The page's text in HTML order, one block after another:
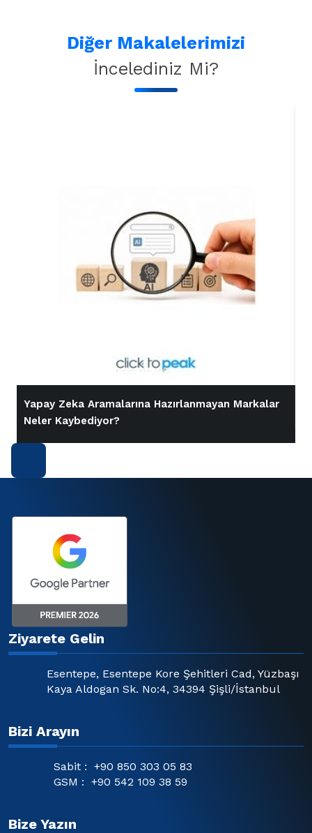
Diğer Makalelerimizi
İncelediniz Mi?
Yapay Zeka Aramalarına Hazırlanmayan Markalar
Neler Kaybediyor?
Ziyarete Gelin
Esentepe, Esentepe Kore Şehitleri Cad, Yüzbaşı
Kaya Aldogan Sk. No:4, 34394 Şişli/İstanbul
Bizi Arayın
Sabit : +90 850 303 05 83
GSM : +90 542 109 38 59
Bize Yazın